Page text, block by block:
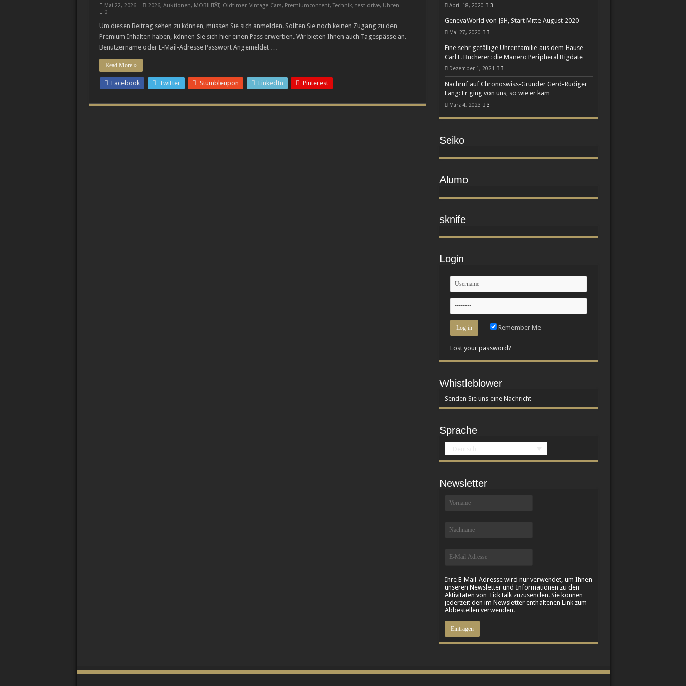
Cystos: Auf dem Weg zur eigenständigen Manufaktur-Marke
Breguets vergessene Kunst des Emaillierens
Chopard legt die Minutenrepetition L.U.C Full Strike im transparenten Saphir-Gehäuse neu auf
Mai 22, 2026 2026, Auktionen, MOBILITÄT, Oldtimer_Vintage Cars, Premiumcontent,Technik, test drive, Uhren
0
Um diesen Beitrag sehen zu können, müssen Sie sich anmelden. Sollten Sie noch keinen Zugang zu den
Premium Inhalten haben, können Sie sich hier einen Pass erwerben. Wir bieten Ihnen auch Tagespässe an.
Benutzername oder E-Mail-Adresse Passwort Angemeldet …
Read More »
Facebook Twitter Stumbleupon LinkedIn Pinterest
April 18, 2020 3
GenevaWorld von JSH, Start Mitte August 2020
Mai 27, 2020 3
Eine sehr gefällige Uhrenfamilie aus dem Hause
Carl F. Bucherer: die Manero Peripheral Bigdate
Dezember 1, 2021 3
Nachruf auf Chronoswiss-Gründer Gerd-Rüdiger
Lang: Er ging von uns, so wie er kam
März 4, 2023 3
Seiko
Alumo
sknife
Login
Remember Me
Lost your password?
Whistleblower
Senden Sie uns eine Nachricht
Sprache
Newsletter
Ihre E-Mail-Adresse wird nur verwendet, um Ihnen
unseren Newsletter und Informationen zu den
Aktivitäten von TickTalk zuzusenden. Sie können
jederzeit den im Newsletter enthaltenen Link zum
Abbestellen verwenden.